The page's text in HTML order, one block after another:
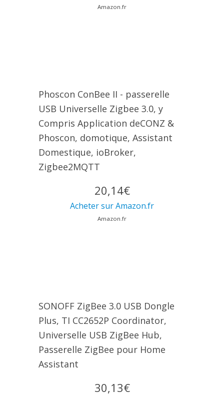
Amazon.fr
Phoscon ConBee II - passerelle
USB Universelle Zigbee 3.0, y
Compris Application deCONZ &
Phoscon, domotique, Assistant
Domestique, ioBroker,
Zigbee2MQTT
20,14€
Acheter sur Amazon.fr
Amazon.fr
SONOFF ZigBee 3.0 USB Dongle
Plus, TI CC2652P Coordinator,
Universelle USB ZigBee Hub,
Passerelle ZigBee pour Home
Assistant
30,13€